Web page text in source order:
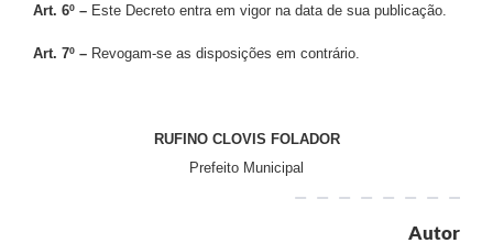
Art. 6º – Este Decreto entra em vigor na data de sua publicação.
Art. 7º – Revogam-se as disposições em contrário.
RUFINO CLOVIS FOLADOR
Prefeito Municipal
Autor